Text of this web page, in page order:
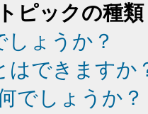
ピックの種類
しょうか？
はできますか
でしょうか？